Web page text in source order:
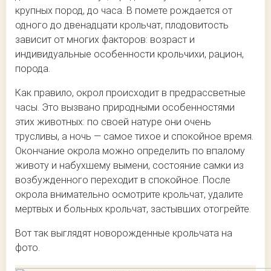
крупных пород, до часа. В помете рождается от
одного до двенадцати крольчат, плодовитость
зависит от многих факторов: возраст и
индивидуальные особенности крольчихи, рацион,
порода.
Как правило, окрол происходит в предрассветные
часы. Это вызвано природными особенностями
этих животных: по своей натуре они очень
трусливы, а ночь — самое тихое и спокойное время.
Окончание окрола можно определить по впалому
животу и набухшему вымени, состояние самки из
возбужденного переходит в спокойное. После
окрола внимательно осмотрите крольчат, удалите
мертвых и больных крольчат, застывших отогрейте.
Вот так выглядят новорожденные крольчата на
фото.